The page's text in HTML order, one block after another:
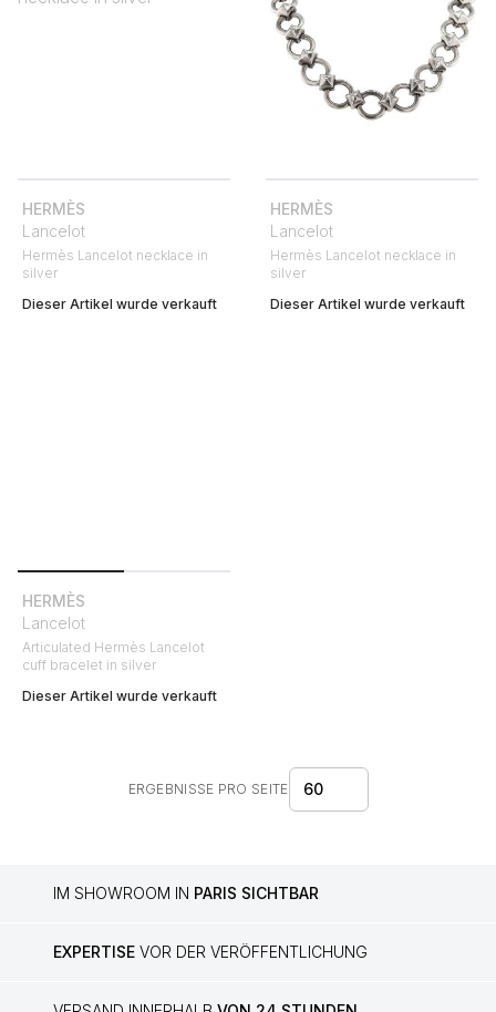
HERMÈS
Lancelot
Hermès Lancelot necklace in
silver
Dieser Artikel wurde verkauft
HERMÈS
Lancelot
Hermès Lancelot necklace in
silver
Dieser Artikel wurde verkauft
HERMÈS
Lancelot
Articulated Hermès Lancelot
cuff bracelet in silver
Dieser Artikel wurde verkauft
ERGEBNISSE PRO SEITE 60
IM SHOWROOM IN PARIS SICHTBAR
EXPERTISE VOR DER VERÖFFENTLICHUNG